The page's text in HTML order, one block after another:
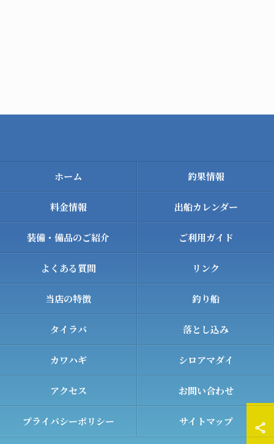
ホーム 釣果情報
料金情報 出船カレンダー
装備・備品のご紹介 ご利用ガイド
よくある質問 リンク
当店の特徴 釣り船
タイラバ 落とし込み
カワハギ シロアマダイ
アクセス お問い合わせ
プライバシーポリシー サイトマップ